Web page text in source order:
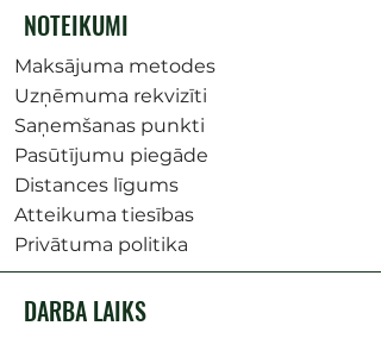
NOTEIKUMI
Maksājuma metodes
Uzņēmuma rekvizīti
Saņemšanas punkti
Pasūtījumu piegāde
Distances līgums
Atteikuma tiesības
Privātuma politika
DARBA LAIKS